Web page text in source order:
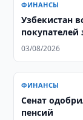
ФИНАНСЫ
Узбекистан
покупателей
03/08/2026
ФИНАНСЫ
Сенат
пенсий